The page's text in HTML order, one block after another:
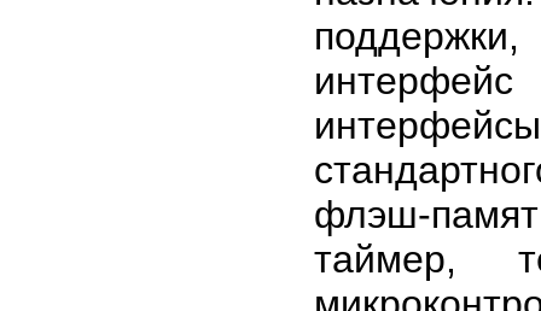
флэш-
таймер,